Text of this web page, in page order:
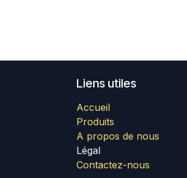
Liens utiles
Accueil
Produits
A propos de nous
Légal
Contactez-nous